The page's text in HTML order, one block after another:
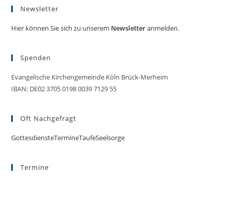
Newsletter
Hier können Sie sich zu unserem Newsletteranmelden.
Spenden
Evangelische Kirchengemeinde Köln Brück-Merheim
IBAN: DE02 3705 0198 0039 7129 55
Oft Nachgefragt
GottesdiensteTermineTaufeSeelsorge
Termine